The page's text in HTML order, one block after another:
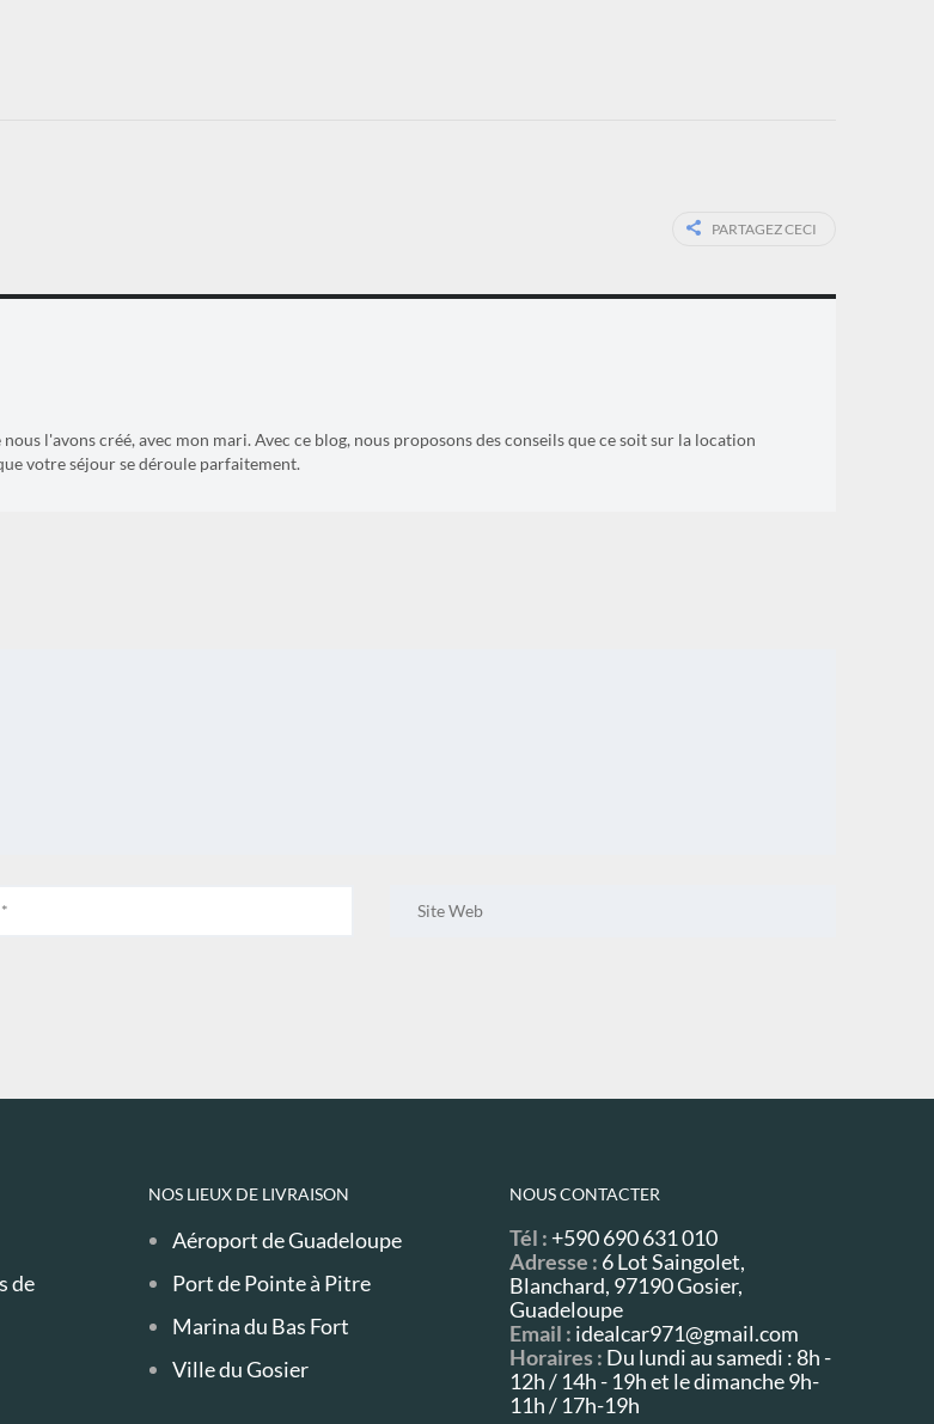
PARTAGEZ CECI
l'avons créé, avec mon mari. Avec ce blog, nous proposons des conseils que ce soit sur la location
votre séjour se déroule parfaitement.
de
NOS LIEUX DE LIVRAISON
Aéroport de Guadeloupe
Port de Pointe à Pitre
Marina du Bas Fort
Ville du Gosier
NOUS CONTACTER
Tél : +590 690 631 010
Adresse : 6 Lot Saingolet,
Blanchard, 97190 Gosier,
Guadeloupe
Email : idealcar971@gmail.com
Horaires : Du lundi au samedi : 8h -
12h / 14h - 19h et le dimanche 9h-
11h / 17h-19h